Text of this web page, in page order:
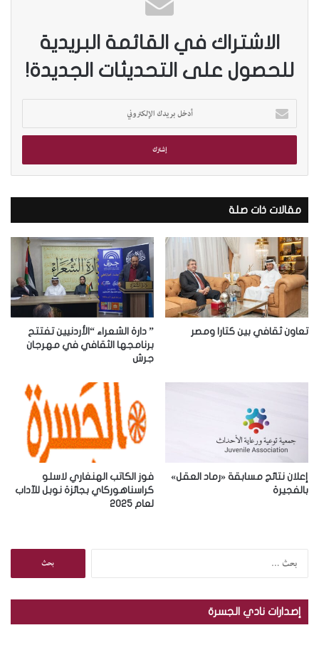
الاشتراك في القائمة البريدية
للحصول على التحديثات الجديدة!
خ
ب
ي
د
ك
ا
ل
إ
ل
ت
ر
مقالات ذات صلة
تعاون ثقافي بين كتارا ومصر
” دارة الشعراء “الأردنيين تفتتح
برنامجها الثقافي في مهرجان
جرش
إعلان نتائج مسابقة «رماد العقل»
بالفجيرة
فوز الكاتب الهنغاري لاسلو
كراسناهوركاي بجائزة نوبل للآداب
لعام 2025
ح
إصدارات نادي الجسرة